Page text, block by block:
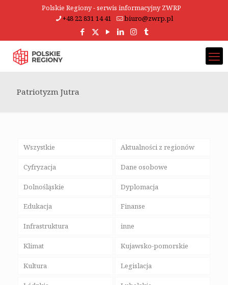
Polskie Regiony - serwis informacyjny ZWRP
+48 22 831 14 41
biuro@zwrp.pl
Patriotyzm Jutra
Wszystkie Aktualności z regionów
Cyfryzacja Dane osobowe
Dolnośląskie Dyplomacja
Edukacja Finanse
Infrastruktura inne
Klimat Kujawsko-pomorskie
Kultura Legislacja